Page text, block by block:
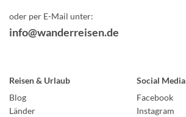
oder per E-Mail unter:
info@wanderreisen.de
Reisen & Urlaub
Blog
Länder
Social Media
Facebook
Instagram